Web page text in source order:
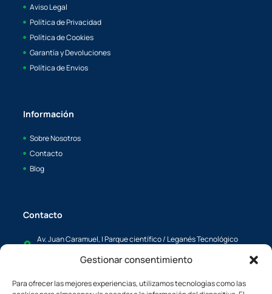
Gestionar consentimiento
Para ofrecer las mejores experiencias, utilizamos tecnologías como las
Aviso Legal
Política de Privacidad
Política de Cookies
Garantía y Devoluciones
Política de Envios
Información
Sobre Nosotros
Contacto
Blog
Contacto
Av. Juan Caramuel, I Parque científico / Leganés Tecnológico
info@boaya.es
c/L'Energía, 34 08940, Cornellá de Llobregat, Barcelona España